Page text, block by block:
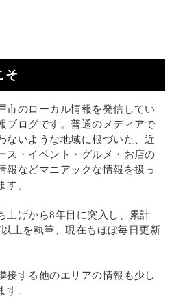
そ
市のローカル情報を発信してい
ブログです。普通のメディアで
ないような地域に根づいた、近
ス・イベント・グルメ・お店の
報などマニアックな情報を扱っ
す。
上げから8年目に突入し、累計
上を執筆、現在もほぼ毎日更新
接する他のエリアの情報も少し
す。